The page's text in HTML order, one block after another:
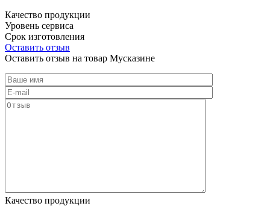
Качество продукции
Уровень сервиса
Срок изготовления
Оставить отзыв
Оставить отзыв на товар Мусказине
Качество продукции